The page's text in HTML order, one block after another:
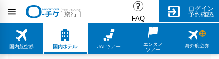
FAQ
ログイン
予約確認
国内航空券 国内ホテル JALツアー
エンタメ
ツアー
海外航空券